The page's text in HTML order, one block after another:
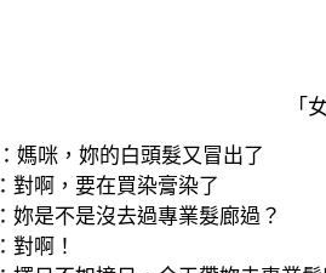
「
：媽咪，妳的白頭髮又冒出了
：對啊，要在買染膏染了
：妳是不是沒去過專業髮廊過？
：對啊！